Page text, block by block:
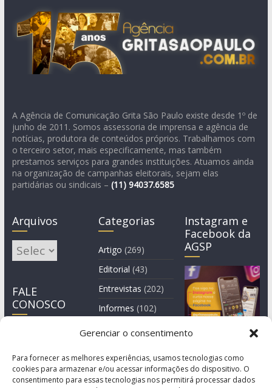
Gerenciar o consentimento
Para fornecer as melhores experiências, usamos tecnologias como
cookies para armazenar e/ou acessar informações do dispositivo. O
consentimento para essas tecnologias nos permitirá processar dados
A Agência de Comunicação Grita São Paulo existe desde 1º de
junho de 2011. Somos assessoria de imprensa e agência de
notícias, produtora de conteúdos próprios. Trabalhamos com
o terceiro setor, mais especificamente, mas também
prestamos serviços para grandes instituições. Atuamos ainda
na organização de campanhas eleitorais, sejam elas
partidárias ou sindicais – (11) 94037.6585
Arquivos
Arquivos
FALE
CONOSCO
Categorias
Artigo (269)
Editorial (43)
Entrevistas (202)
Informes (102)
Manchete
Instagram e
Facebook da
AGSP